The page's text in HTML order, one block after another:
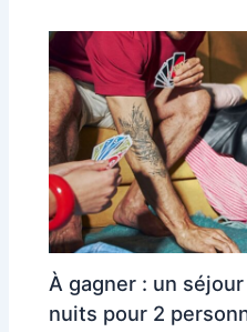
À gagner : un
nuits pour 2